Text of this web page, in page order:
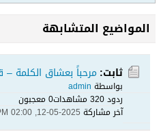
المواضيع المتشابهة
ثابت: مرحباً بعشاق الكلمة
بواسطة admin
ردود 0 32 مشاهدات
0 معجبون
آخر مشاركة 12-05-2025, 02:00 PM